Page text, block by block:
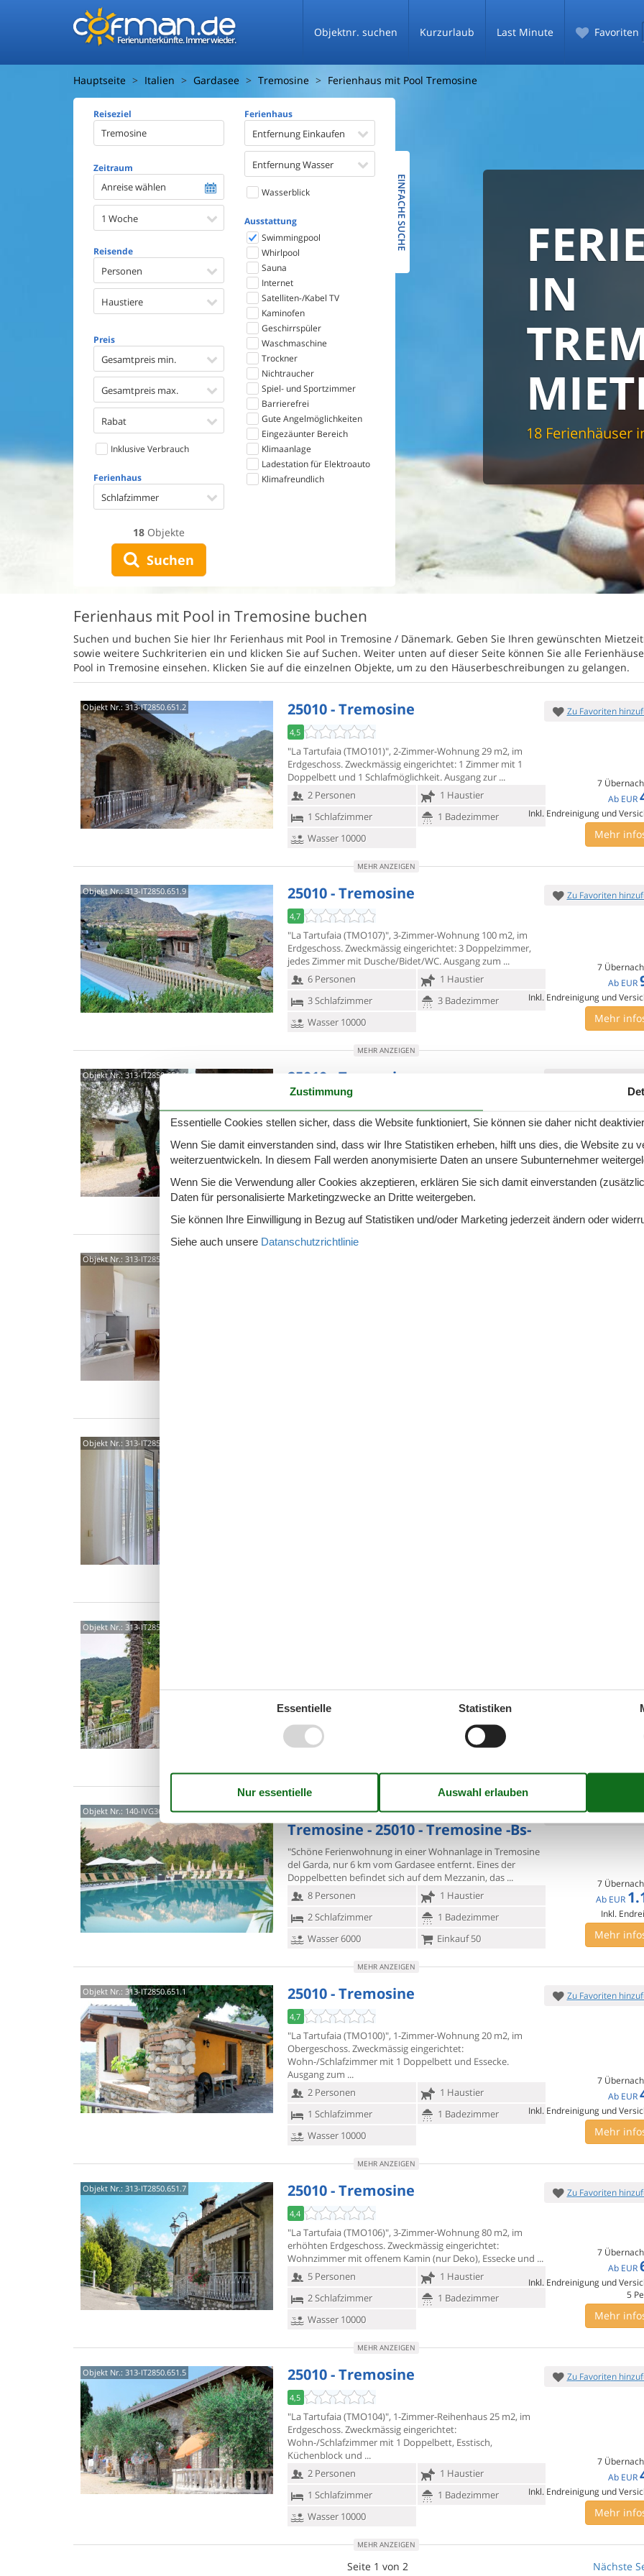
Ferienunterkünfte. Immer wieder.
Objektnr. suchen Kurzurlaub Last Minute Favoriten
Hauptseite Italien Gardasee Tremosine Ferienhaus mit Pool Tremosine
Reiseziel
Zeitraum
Anreise wählen
1 Woche
Reisende
Personen
Haustiere
Preis
Gesamtpreis min.
Gesamtpreis max.
Rabat
Inklusive Verbrauch
Ferienhaus
Schlafzimmer
18 Objekte
Suchen
Ferienhaus
Entfernung Einkaufen
Entfernung Wasser
Wasserblick
Ausstattung
Swimmingpool
Whirlpool
Sauna
Internet
Satelliten-/Kabel TV
Kaminofen
Geschirrspüler
Waschmaschine
Trockner
Nichtraucher
Spiel- und Sportzimmer
Barrierefrei
Gute Angelmöglichkeiten
Eingezäunter Bereich
Klimaanlage
Ladestation für Elektroauto
Klimafreundlich
EINFACHE SUCHE
IN
18 Ferienhäuser
Vergleichen und
Buchen Sie
Ferienhaus mit Pool in Tremosine buchen
Suchen und buchen Sie hier Ihr Ferienhaus mit Pool in Tremosine / Dänemark. Geben Sie Ihren gewünschten
sowie weitere Suchkriterien ein und klicken Sie auf Suchen. Weiter unten auf dieser Seite können Sie alle
Pool in Tremosine einsehen. Klicken Sie auf die einzelnen Objekte, um zu den Häuserbeschreibungen zu gelangen.
Objekt Nr.:313-IT2850.651.2 25010 - Tremosine
4,5
"La Tartufaia (TMO101)", 2-Zimmer-Wohnung 29 m2, im
Erdgeschoss. Zweckmässigeingerichtet: 1 Zimmer mit 1
Doppelbett und 1 Schlafmöglichkeit. Ausgang zur
2 Personen
1 Haustier
1 Schlafzimmer
1 Badezimmer
Wasser 10000
Zu Favoriten
7
Ab EUR
Inkl. Endreinigung und
Mehr
MEHR ANZEIGEN
Objekt Nr.:313-IT2850.651.9 25010 - Tremosine
4,7
"La Tartufaia (TMO107)", 3-Zimmer-Wohnung 100 m2, im
Erdgeschoss. Zweckmässigeingerichtet: 3 Doppelzimmer,
jedes Zimmer mit Dusche/Bidet/WC. Ausgang zum
6 Personen
1 Haustier
3 Schlafzimmer
3 Badezimmer
Wasser 10000
Zu Favoriten
7
Ab EUR
Inkl. Endreinigung und
Mehr
MEHR ANZEIGEN
Objekt Nr.:313-IT2850.651.4 25010 - Tremosine
"La Tartufaia (TMO103)", 2-Zimmer-Reihenhaus 29 m2, im
Erdgeschoss. Zweckmässig
eingerichtet: Wohn-/Esszimmer
mit Sat-TV. Ausgang zur Terrasse. 1 Doppelzimmer.
2 Personen
1 Haustier
1 Schlafzimmer
1 Badezimmer
Wasser 10000
7
Ab EUR
Inkl. Endreinigung und
Objekt Nr.: 313-IT2850.51.2
Objekt Nr.: 313-IT2850.51.1
Objekt Nr.: 313-IT2850.651.12
6 Personen
1 Haustier
1 Schlafzimmer
2 Badezimmer
7
Inkl. Endreinigung und
Objekt Nr.: 140-IVG363
Via Vittorio Veneto - Pieve Di
Tremosine - 25010 - Tremosine -Bs-
"Schöne Ferienwohnung in einer Wohnanlage in Tremosine
del Garda, nur 6 km vom Gardasee entfernt. Eines der
Doppelbetten befindet sich auf dem Mezzanin, das
8 Personen
1 Haustier
2 Schlafzimmer
1 Badezimmer
Wasser 6000
Einkauf 50
Zu Favoriten
7
Ab EUR
Inkl.
Mehr
MEHR ANZEIGEN
Objekt Nr.: 313-IT2850.651.1 25010 - Tremosine
4,7
"La Tartufaia (TMO100)", 1-Zimmer-Wohnung 20 m2, im
Obergeschoss. Zweckmässigeingerichtet:
Wohn-/Schlafzimmer mit 1 Doppelbett und Essecke.
Ausgang zum
2 Personen
1 Haustier
1 Schlafzimmer
1 Badezimmer
Wasser 10000
Zu Favoriten
7
Ab EUR
Inkl. Endreinigung und
Mehr
MEHR ANZEIGEN
Objekt Nr.: 313-IT2850.651.7 25010 - Tremosine
4,4
"La Tartufaia (TMO106)", 3-Zimmer-Wohnung 80 m2, im
erhöhten Erdgeschoss.Zweckmässig eingerichtet:
Wohnzimmer mit offenem Kamin (nur Deko), Essecke und
5 Personen
1 Haustier
2 Schlafzimmer
1 Badezimmer
Wasser 10000
Zu Favoriten
7
Ab EUR
Inkl. Endreinigung und
5
Mehr
MEHR ANZEIGEN
Objekt Nr.: 313-IT2850.651.5 25010 - Tremosine
4,5
"La Tartufaia (TMO104)", 1-Zimmer-Reihenhaus 25 m2, im
Erdgeschoss. Zweckmässigeingerichtet:
Wohn-/Schlafzimmer mit 1 Doppelbett, Esstisch,
Küchenblock und
2 Personen
1 Haustier
1 Schlafzimmer
1 Badezimmer
Wasser 10000
Zu Favoriten
7
Ab EUR
Inkl. Endreinigung und
Mehr
MEHR ANZEIGEN
Seite 1 von 2 Nächste
Zustimmung
Essentielle Cookies stellen sicher, dass die Website funktioniert, Sie können sie daher nicht
Wenn Sie damit einverstanden sind, dass wir Ihre Statistiken erheben, hilft uns dies, die Website zu
weiterzuentwickeln. In diesem Fall werden anonymisierte Daten an unsere Subunternehmer
Wenn Sie die Verwendung aller Cookies akzeptieren, erklären Sie sich damit einverstanden
Daten für personalisierte Marketingzwecke an Dritte weitergeben.
Sie können Ihre Einwilligung in Bezug auf Statistiken und/oder Marketing jederzeit ändern oder
Siehe auch unsere Datanschutzrichtlinie
Essentielle Statistiken